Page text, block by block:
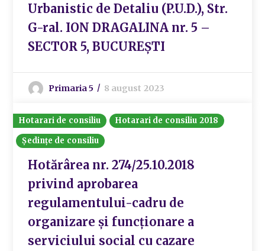
Urbanistic de Detaliu (P.U.D.), Str.
G-ral. ION DRAGALINA nr. 5 –
SECTOR 5, BUCUREȘTI
Primaria 5 8 august 2023
Hotarari de consiliu
Hotarari de consiliu 2018
Ședințe de consiliu
Hotărârea nr. 274/25.10.2018
privind aprobarea
regulamentului-cadru de
organizare și funcționare a
serviciului social cu cazare